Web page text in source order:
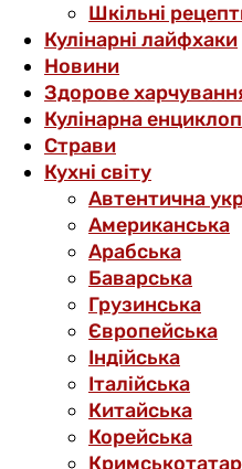
Шкільні
Кулінарні лайфхаки
Новини
Здорове
Кулінарна
Страви
Кухні світу
Автентична
Американська
Арабська
Баварська
Грузинська
Європейська
Індійська
Італійська
Китайська
Корейська